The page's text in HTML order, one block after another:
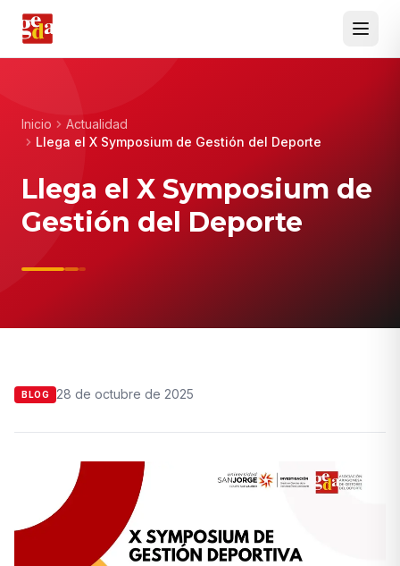
Inicio
Actualidad
Llega el X Symposium de Gestión del Deporte
Llega el X Symposium de
Gestión del Deporte
BLOG 28 de octubre de 2025